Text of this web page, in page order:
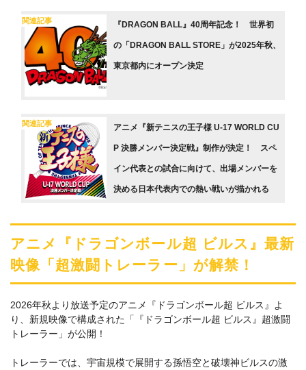
関連記事 『DRAGON BALL』40周年記念！ 世界初
の「DRAGON BALL STORE」が2025年秋、
東京都内にオープン決定
関連記事 アニメ『新テニスの王子様 U-17 WORLD CU
P 決勝メンバー決定戦』制作が決定！ スペ
イン代表との試合に向けて、出場メンバーを
決める日本代表内での熱い戦いが描かれる
アニメ『ドラゴンボール超 ビルス』最新
映像「超激闘トレーラー」が解禁！
2026年秋より放送予定のアニメ『ドラゴンボール超 ビルス』よ
り、新規映像で構成された「『ドラゴンボール超 ビルス』超激闘
トレーラー」が公開！
トレーラーでは、宇宙規模で展開する孫悟空と破壊神ビルスの激